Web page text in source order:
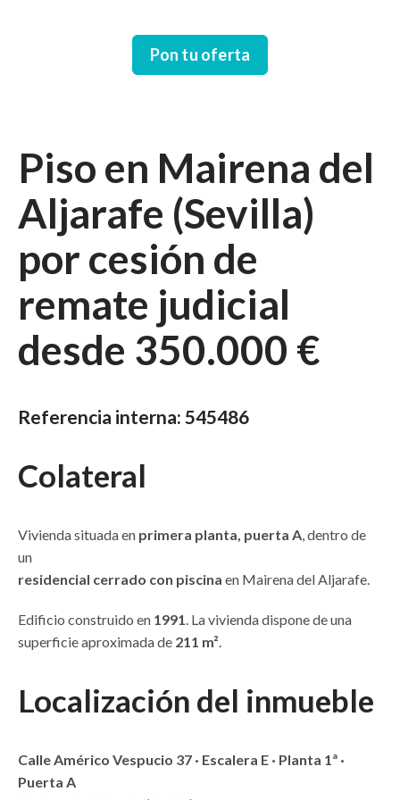
Pon tu oferta
Piso en Mairena del
Aljarafe (Sevilla)
por cesión de
remate judicial
desde 350.000 €
Referencia interna: 545486
Colateral
Vivienda situada en primera planta, puerta A, dentro de
un
residencial cerrado con piscina en Mairena del Aljarafe.
Edificio construido en 1991. La vivienda dispone de una
superficie aproximada de 211 m².
Localización del inmueble
Calle Américo Vespucio 37 · Escalera E · Planta 1ª ·
Puerta A